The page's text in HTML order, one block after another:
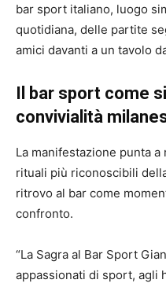
bar sport italiano, luogo
quotidiana, delle partite
amici davanti a un tavolo
Il bar sport come
convivialità
La manifestazione punta
rituali più riconoscibili
ritrovo al bar come
confronto.
“La Sagra al Bar Sport
appassionati di sport, agli